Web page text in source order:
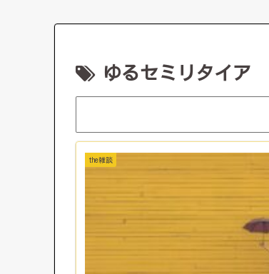
ゆるセミリタイア
the雑談